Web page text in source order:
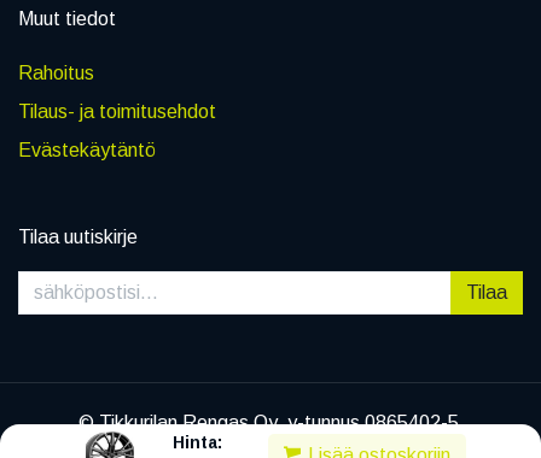
Hinta:
Muut tiedot
Rahoitus
Tilaus- ja toimitusehdot
Evästekäytäntö
Tilaa uutiskirje
Tilaa
© Tikkurilan Rengas Oy, y-tunnus 0865402-5
|Tietosuojaseloste